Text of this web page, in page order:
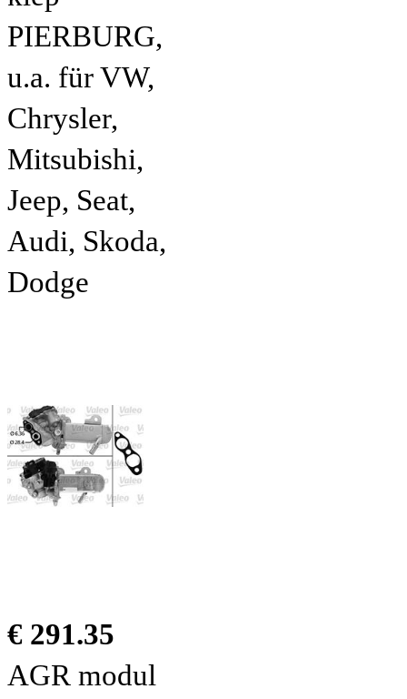
PIERBURG,
u.a. für VW,
Chrysler,
Mitsubishi,
Jeep, Seat,
Audi, Skoda,
Dodge
€ 291.35
AGR modul